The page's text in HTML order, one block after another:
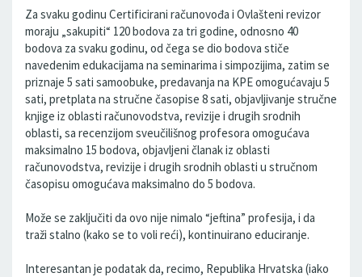
Za svaku godinu Certificirani računovođa i Ovlašteni revizor
moraju „sakupiti“ 120 bodova za tri godine, odnosno 40
bodova za svaku godinu, od čega se dio bodova stiče
navedenim edukacijama na seminarima i simpozijima, zatim se
priznaje 5 sati samoobuke, predavanja na KPE omogućavaju 5
sati, pretplata na stručne časopise 8 sati, objavljivanje stručne
knjige iz oblasti računovodstva, revizije i drugih srodnih
oblasti, sa recenzijom sveučilišnog profesora omogućava
maksimalno 15 bodova, objavljeni članak iz oblasti
računovodstva, revizije i drugih srodnih oblasti u stručnom
časopisu omogućava maksimalno do 5 bodova.
Može se zaključiti da ovo nije nimalo “jeftina” profesija, i da
traži stalno (kako se to voli reći), kontinuirano educiranje.
Interesantan je podatak da, recimo, Republika Hrvatska (iako